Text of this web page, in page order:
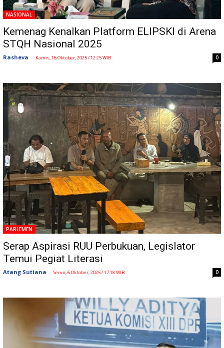
NASIONAL
Kemenag Kenalkan Platform ELIPSKI di Arena
STQH Nasional 2025
Rasheva - Kamis, 16 Oktober, 2025 / 12:25 WIB 0
PARLEMEN
Serap Aspirasi RUU Perbukuan, Legislator
Temui Pegiat Literasi
Atang Sutiana - Senin, 6 Oktober, 2025 / 17:18 WIB 0